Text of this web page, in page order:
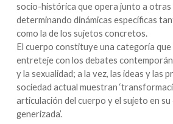
socio-histórica que opera junto a otras
determinando dinámicas específicas
como la de los sujetos concretos.
El cuerpo constituye una categoría
entreteje con los debates
y la sexualidad; a la vez, las ideas y las
sociedad actual muestran
articulación del cuerpo y el sujeto en su
generizada’.